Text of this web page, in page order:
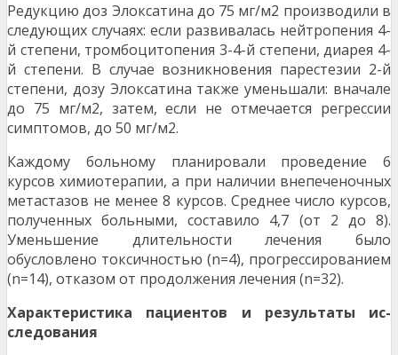
Редукцию доз Элоксатина до 75 мг/м2 производили в
следующих случаях: если разви­валась нейтропения 4-
й степени, тромбоцитопения 3-4-й степени, диарея 4-
й степени. В случае возникновения парестезии 2-й
степени, дозу Элоксатина также уменьшали: вначале
до 75 мг/м2, затем, если не отмечается регрессии
симп­томов, до 50 мг/м2.
Каждому больному планировали проведе­ние 6
курсов химиотерапии, а при наличии внепеченочных
метастазов не менее 8 курсов. Сред­нее число курсов,
полученных больными, соста­вило 4,7 (от 2 до 8).
Уменьшение длительности лечения было
обусловлено токсичностью (n=4), прогрессированием
(n=14), отказом от про­должения лечения (n=32).
Характеристика пациентов и результаты ис­
следования